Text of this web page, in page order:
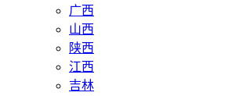
广西
山西
陕西
江西
吉林